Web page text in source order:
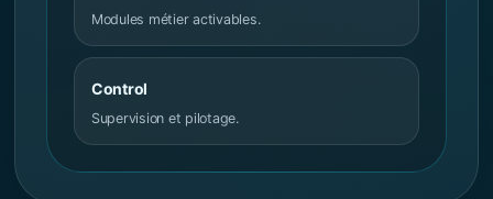
Modules métier activables.
Control
Supervision et pilotage.